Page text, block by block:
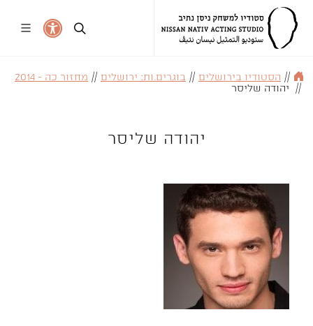
// הסטודיו בירושלים // בוגרים.ות: ירושלים // מחזור כה - 2014
// יהודה שליסר
יהודה שליסר